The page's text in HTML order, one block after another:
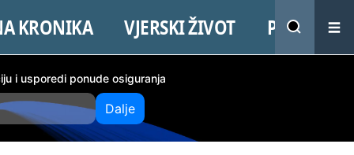
KRONIKA VJERSKI ŽIVOT PROMO
i usporedi ponude osiguranja
Dalje